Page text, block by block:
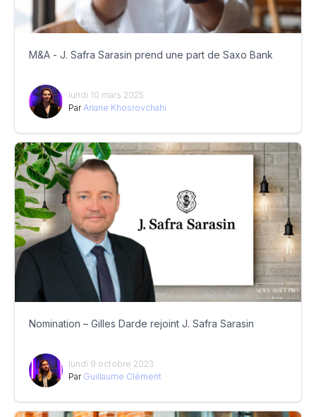
M&A - J. Safra Sarasin prend une part de Saxo Bank
lundi 10 mars 2025
Par Ariane Khosrovchahi
Nomination – Gilles Darde rejoint J. Safra Sarasin
lundi 9 octobre 2023
Par Guillaume Clément